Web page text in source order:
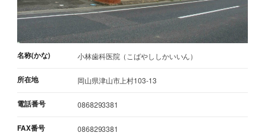
名称(かな) 小林歯科医院（こばやししかいいん）
所在地 岡山県津山市上村103-13
電話番号 0868293381
FAX番号 0868293381